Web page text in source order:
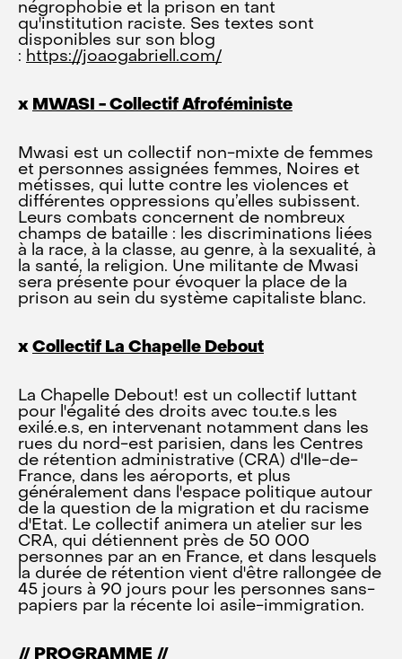
négrophobie et la prison en tant
qu'institution raciste. Ses textes sont
disponibles sur son blog
: https://joaogabriell.com/
x MWASI - Collectif Afroféministe
Mwasi est un collectif non-mixte de femmes
et personnes assignées femmes, Noires et
métisses, qui lutte contre les violences et
différentes oppressions qu’elles subissent.
Leurs combats concernent de nombreux
champs de bataille : les discriminations liées
à la race, à la classe, au genre, à la sexualité, à
la santé, la religion. Une militante de Mwasi
sera présente pour évoquer la place de la
prison au sein du système capitaliste blanc.
x Collectif La Chapelle Debout
La Chapelle Debout! est un collectif luttant
pour l'égalité des droits avec tou.te.s les
exilé.e.s, en intervenant notamment dans les
rues du nord-est parisien, dans les Centres
de rétention administrative (CRA) d'Ile-de-
France, dans les aéroports, et plus
généralement dans l'espace politique autour
de la question de la migration et du racisme
d'Etat. Le collectif animera un atelier sur les
CRA, qui détiennent près de 50 000
personnes par an en France, et dans lesquels
la durée de rétention vient d'être rallongée de
45 jours à 90 jours pour les personnes sans-
papiers par la récente loi asile-immigration.
// PROGRAMME //